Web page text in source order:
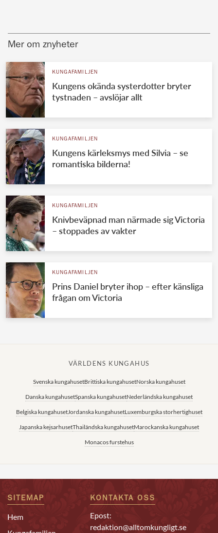
Mer om znyheter
KUNGAFAMILJEN
Kungens okända systerdotter bryter
tystnaden – avslöjar allt
KUNGAFAMILJEN
Kungens kärleksmys med Silvia – se
romantiska bilderna!
KUNGAFAMILJEN
Knivbeväpnad man närmade sig Victoria
– stoppades av vakter
KUNGAFAMILJEN
Prins Daniel bryter ihop – efter känsliga
frågan om Victoria
VÄRLDENS KUNGAHUS
Svenska kungahusetBrittiska kungahusetNorska kungahuset
Danska kungahusetSpanska kungahusetNederländska kungahuset
Belgiska kungahusetJordanska kungahusetLuxemburgska storhertighuset
Japanska kejsarhusetThailändska kungahusetMarockanska kungahuset
Monacos furstehus
SITEMAP
Hem
KONTAKTA OSS
Epost:
redaktion@alltomkungligt.se